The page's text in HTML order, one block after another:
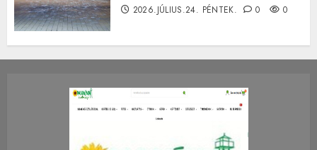
2026.JÚLIUS.24. PÉNTEK. 0 0